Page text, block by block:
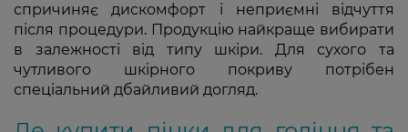
спричиняє дискомфорт і неприємні відчуття
після процедури. Продукцію найкраще вибирати
в залежності від типу шкіри. Для сухого та
чутливого шкірного покриву потрібен
спеціальний дбайливий догляд.